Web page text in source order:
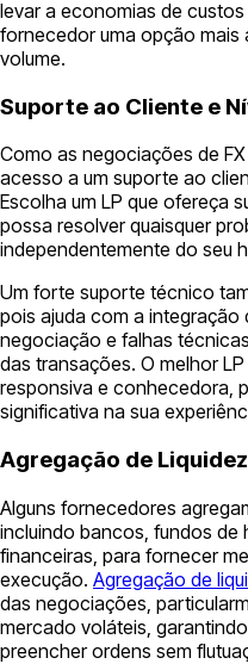
levar a economias de
fornecedor uma opção mais
volume.
Suporte ao Cliente e
Como as negociações de
acesso a um suporte ao
Escolha um LP que ofereça
possa resolver quaisquer
independentemente do seu
Um forte suporte técnico
pois ajuda com a
negociação e falhas
das transações. O melhor
responsiva e conhecedora,
significativa na sua
Agregação de Liquidez
Alguns fornecedores
incluindo bancos, fundos de
financeiras, para fornecer
execução. Agregação de
das negociações,
mercado voláteis,
preencher ordens sem